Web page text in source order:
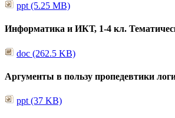
ppt (5.25 MB)
Информатика и ИКТ, 1-4 кл.
doc (262.5 KB)
Аргументы в пользу пропедевтики
ppt (37 KB)